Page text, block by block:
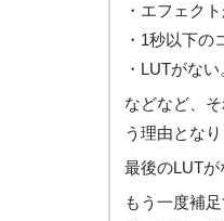
・エフェク
・1秒以下の
・LUTがない
などなど、
う理由となり
最後のLUTが
もう一度補